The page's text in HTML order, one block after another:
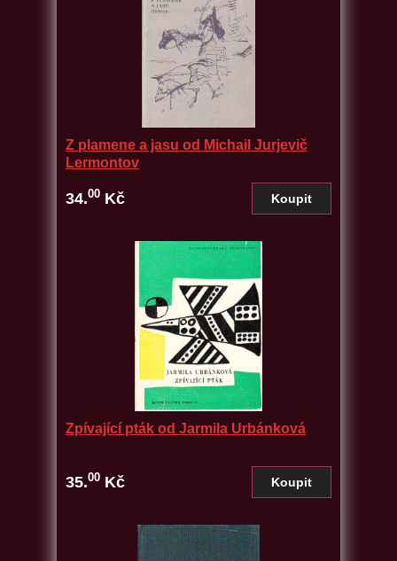
Z plamene a jasu od Michail Jurjevič
Lermontov
34.00 Kč
Zpívající pták od Jarmila Urbánková
35.00 Kč